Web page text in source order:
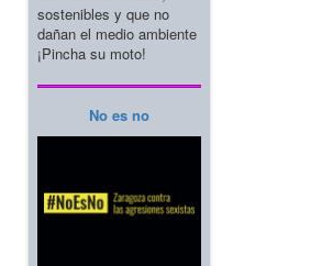
sostenibles y que no
dañan el medio ambiente
¡Pincha su moto!
No es no